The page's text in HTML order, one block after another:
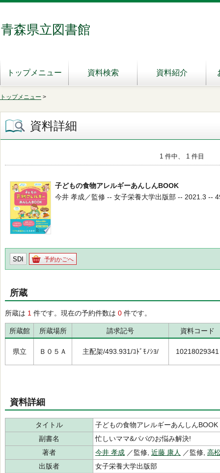
青森県立図書館
トップメニュー 資料検索 資料紹介
トップメニュー >
資料詳細
1 件中、 1 件目
子どもの食物アレルギーあんしんBOOK
今井 孝成／監修 -- 女子栄養大学出版部 -- 2021.3 --
SDI 予約かごへ
所蔵
所蔵は 1 件です。現在の予約件数は 0 件です。
所蔵館 所蔵場所 請求記号 資料コード
県立 Ｂ０５Ａ 主配架/493.931/ｺﾄﾞﾓﾉｼﾖ/ 10218029341
資料詳細
タイトル
子どもの食物アレルギーあんしんBOOK
副書名
忙しいママ&パパのお悩み解決!
著者
今井 孝成 ／監修, 近藤 康人 ／監修, 高
出版者
女子栄養大学出版部